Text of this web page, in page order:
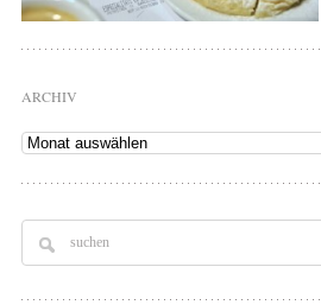
ARCHIV
Archiv